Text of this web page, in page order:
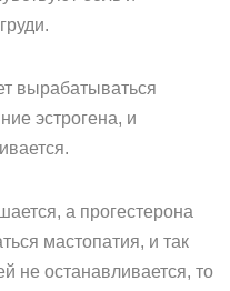
вырабатываться
эстрогена, и
а прогестерона
мастопатия, и так
не останавливается, то